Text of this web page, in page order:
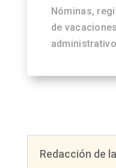
Nóminas,
de
Redacción de